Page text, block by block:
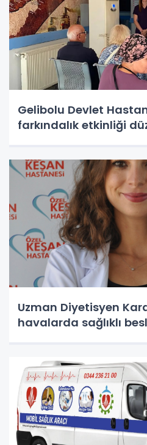
Gelibolu Devlet
farkındalık etkinliği
Uzman Diyetisyen
havalarda sağlıklı